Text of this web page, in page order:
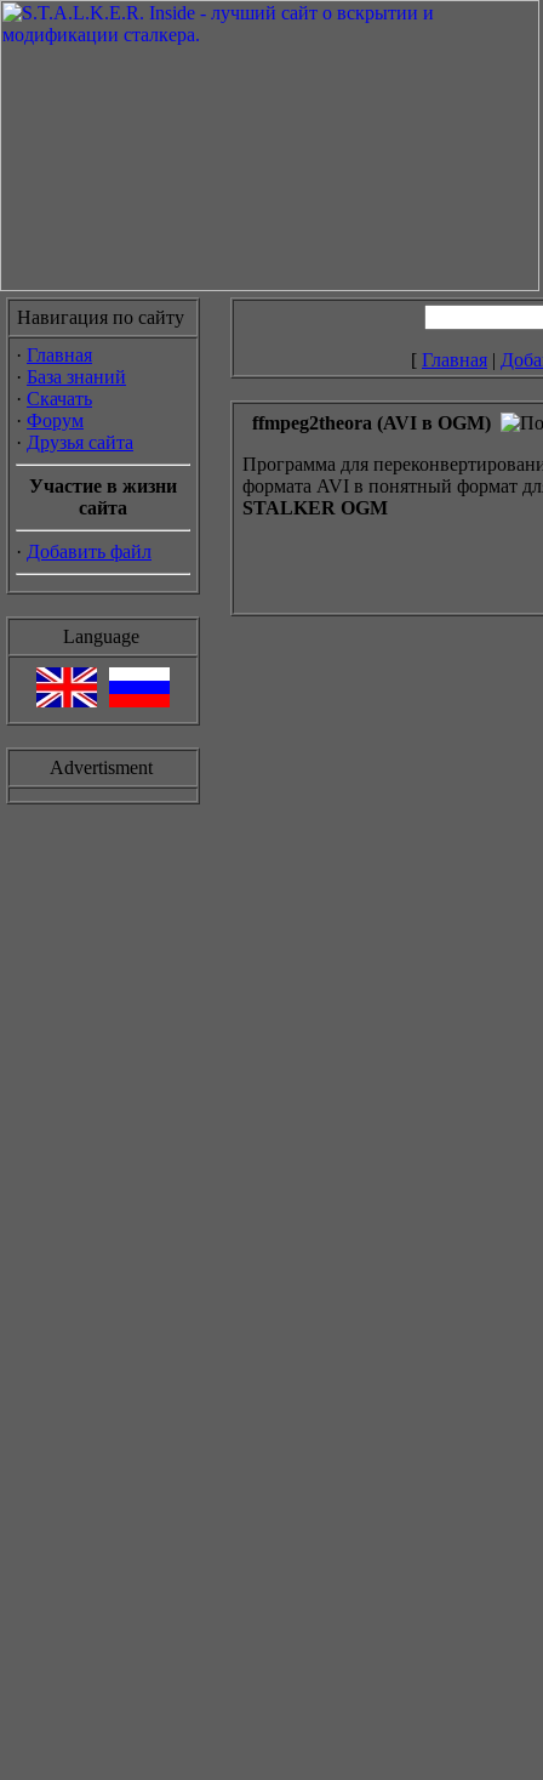
Навигация по сайту
· Главная
· База знаний
· Скачать
· Форум
· Друзья сайта
Участие в жизни
сайта
· Добавить файл
Language
Advertisment
[ Главная |
ffmpeg2theora (AVI в OGM)
Программа для
формата AVI в понятный формат
STALKER OGM